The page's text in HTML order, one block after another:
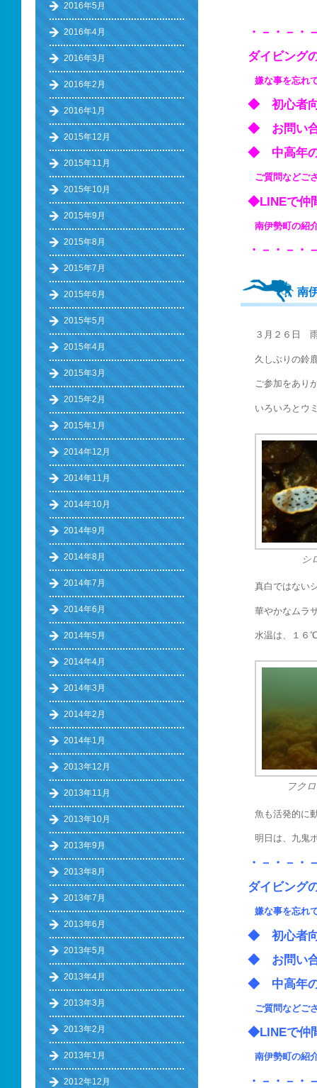
・－・－・
ダイビング
嫌な事を忘れ
◆ 初心
◆ お問い
◆ 中高
ご質問などご
◆LINEで
南伊勢町
・－・－・
南
３月２６日
久しぶりの鈴
ご参加をあり
いろいろとウ
シ
真白ではない
華やかなムラ
水温は、１６
フク
魚も活発的に
明日は、九鬼
・－・－・
ダイビング
嫌な事を忘れ
◆ 初心
◆ お問い
◆ 中高
ご質問などご
◆LINEで
南伊勢町
・－・－・
2016年5月
2016年4月
2016年3月
2016年2月
2016年1月
2015年12月
2015年11月
2015年10月
2015年9月
2015年8月
2015年7月
2015年6月
2015年5月
2015年4月
2015年3月
2015年2月
2015年1月
2014年12月
2014年11月
2014年10月
2014年9月
2014年8月
2014年7月
2014年6月
2014年5月
2014年4月
2014年3月
2014年2月
2014年1月
2013年12月
2013年11月
2013年10月
2013年9月
2013年8月
2013年7月
2013年6月
2013年5月
2013年4月
2013年3月
2013年2月
2013年1月
2012年12月